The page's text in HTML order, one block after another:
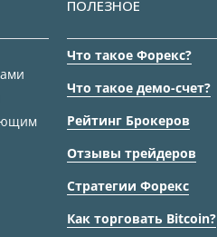
ПОЛЕЗНОЕ
Что такое Форекс?
Что такое демо-счет?
Рейтинг Брокеров
Отзывы трейдеров
Стратегии Форекс
Как торговать Bitcoin?